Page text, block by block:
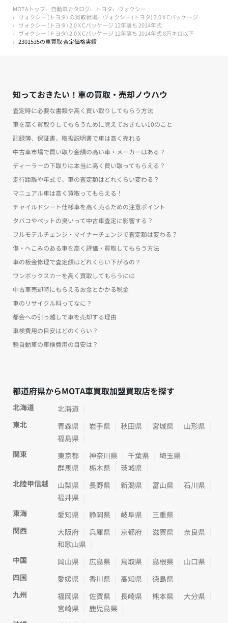
MOTAトップ
自動車カタログ トヨタ
ヴォクシー
ヴォクシー (トヨタ) の買取相場
ヴォクシー (トヨタ) 2.0 X Cパッケージ
ヴォクシー (トヨタ) 2.0 X Cパッケージ 12年落ち 2014年式
ヴォクシー (トヨタ) 2.0 X Cパッケージ 12年落ち 2014年式 8万キロ以下
2301535の車買取 査定価格実績
知っておきたい！車の買取・売却ノウハウ
査定時に必要な書類や高く買い取りしてもらう方法
車を高く買取りしてもらうために覚えておきたい10のこと
記録簿、保証書、取扱説明書で車は高く売れる
中古車市場で買い取り金額の高い車・メーカーはある？
ディーラーの下取りは本当に高く買い取ってもらえる？
走行距離や年式で、車の査定額はどれくらい変わる？
マニュアル車は高く買取ってもらえる！
チャイルドシート仕様車を高く売るための注意ポイント
タバコやペットの臭いって中古車査定に影響する？
フルモデルチェンジ・マイナーチェンジで査定額は変わる？
傷・へこみのある車を高く評価・買取してもらう方法
車の板金修理で査定額はどれくらい下がるの？
ワンボックスカーを高く買取してもらうには
中古車売却時にもらえるお金とかかる税金
車のリサイクル料ってなに？
都会への引っ越しで車を売却する理由
車検費用の目安はどのくらい？
軽自動車の車検費用の目安は？
都道府県からMOTA車買取加盟買取店を探す
北海道
北海道
東北
青森県 岩手県 秋田県 宮城県
山形県
福島県
関東
東京都 神奈川県 千葉県
埼玉県
群馬県
栃木県
茨城県
北陸甲信越
山梨県 長野県 新潟県 富山県
石川県
福井県
東海
愛知県 静岡県 岐阜県
三重県
関西
大阪府 兵庫県 京都府 滋賀県
奈良県
和歌山県
中国
岡山県 広島県 鳥取県 島根県
山口県
四国
愛媛県 香川県 高知県
徳島県
九州
福岡県 佐賀県 長崎県 熊本県
大分県
宮崎県
鹿児島県